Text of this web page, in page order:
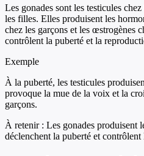
Les gonades sont les testicules
les filles. Elles produisent les
chez les garçons et les œstrogènes
contrôlent la puberté et la
Exemple
À la puberté, les testicules
provoque la mue de la voix et la
garçons.
À retenir : Les gonades produisent
déclenchent la puberté et